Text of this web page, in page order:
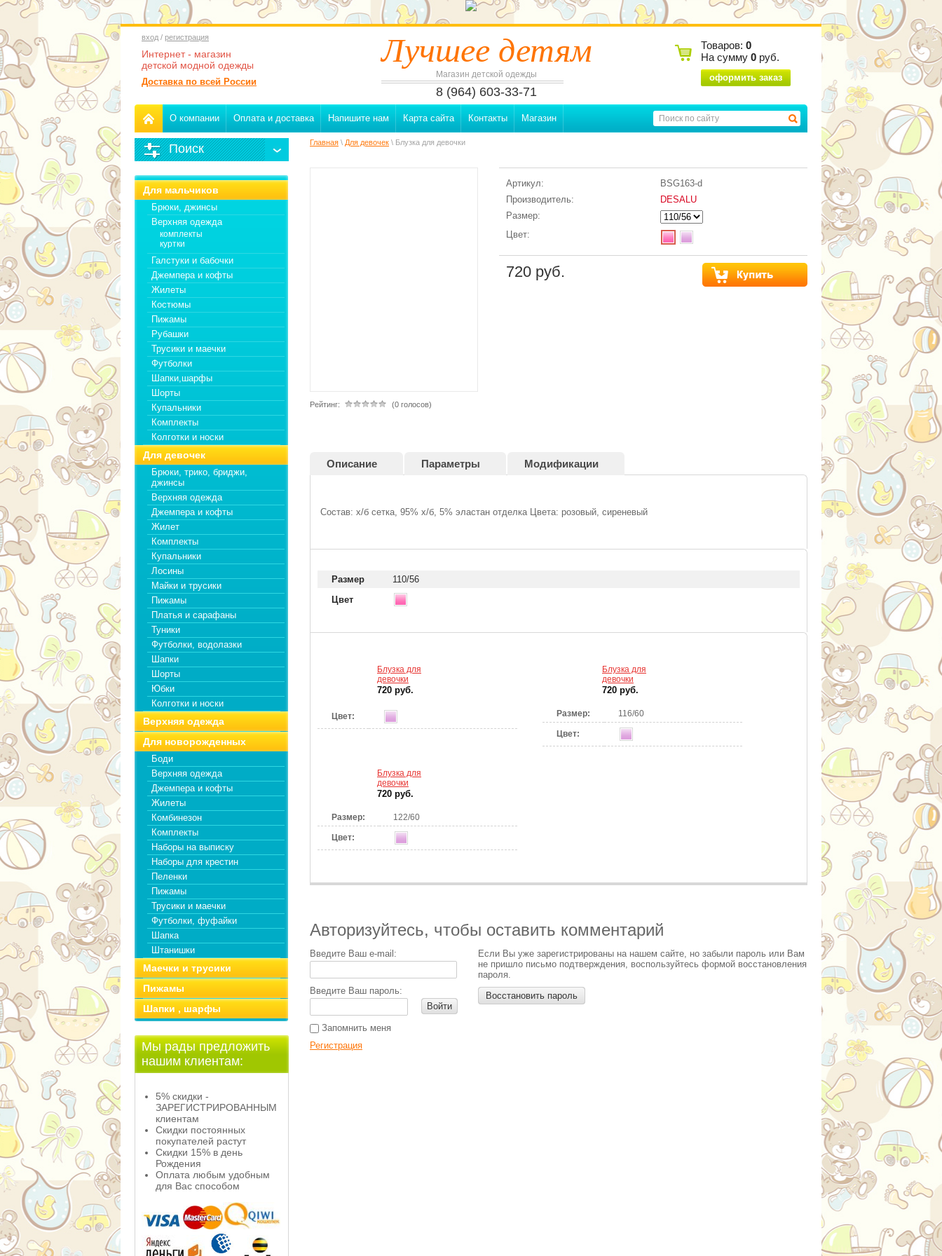
вход / регистрация
Интернет - магазин
детской модной одежды
Доставка по всей России
Товаров: 0
На сумму 0 руб.
оформить заказ
Лучшее детям
Магазин детской одежды
8 (964) 603-33-71
О компании Оплата и доставка Напишите нам Карта сайта Контакты Магазин
Поиск
Для мальчиков
Брюки, джинсы
Верхняя одежда
комплекты
куртки
Галстуки и бабочки
Джемпера и кофты
Жилеты
Костюмы
Пижамы
Рубашки
Трусики и маечки
Футболки
Шапки,шарфы
Шорты
Купальники
Комплекты
Колготки и носки
Для девочек
Брюки, трико, бриджи,
джинсы
Верхняя одежда
Джемпера и кофты
Жилет
Комплекты
Купальники
Лосины
Майки и трусики
Пижамы
Платья и сарафаны
Туники
Футболки, водолазки
Шапки
Шорты
Юбки
Колготки и носки
Верхняя одежда
Для новорожденных
Боди
Верхняя одежда
Джемпера и кофты
Жилеты
Комбинезон
Комплекты
Наборы на выписку
Наборы для крестин
Пеленки
Пижамы
Трусики и маечки
Футболки, фуфайки
Шапка
Штанишки
Маечки и трусики
Пижамы
Шапки , шарфы
Мы рады предложить
нашим клиентам:
5% скидки -
ЗАРЕГИСТРИРОВАННЫМ
клиентам
Скидки постоянных
покупателей растут
Скидки 15% в день
Рождения
Оплата любым удобным
для Вас способом
Главная \ Для девочек \ Блузка для девочки
Рейтинг: (0 голосов)
Артикул:
BSG163-d
Производитель:
DESALU
Размер:
Цвет:
720 руб.
Описание Параметры Модификации
Состав: х/б сетка, 95% х/б, 5% эластан отделка Цвета: розовый, сиреневый
Размер
110/56
Цвет
Блузка для
девочки
720 руб.
Цвет:
Блузка для
девочки
720 руб.
Размер: 116/60
Цвет:
Блузка для
девочки
720 руб.
Размер: 122/60
Цвет:
Авторизуйтесь, чтобы оставить комментарий
Введите Ваш e-mail:
Введите Ваш пароль:
Войти
Запомнить меня
Регистрация
Если Вы уже зарегистрированы на нашем сайте, но забыли пароль или Вам
не пришло письмо подтверждения, воспользуйтесь формой восстановления
пароля.
Восстановить пароль